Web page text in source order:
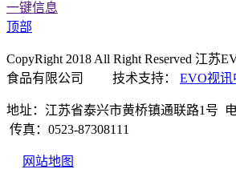
一键信息
顶部
CopyRight 2018 All Right Reserved 江苏
食品有限公司 技术支持： EVO视讯
地址：江苏省泰兴市黄桥镇通联路1号 电
传真：0523-87308111
网站地图